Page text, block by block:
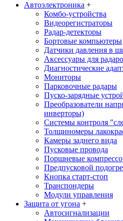
Автоэлектроника +
Комбо-устройства
Видеорегистраторы
Радар-детекторы
Бортовые компьютеры
Датчики давления в
Аксессуары для
Диагностические
Мониторы
Парковочные радары
Пуско-зарядные
Преобразователи
инверторы)
Системы контроля
Толщиномеры
Камеры заднего вида
Пусковые провода
Поршневые
Предпусковой
Кнопка старт-стоп
Транспондеры
Модули управления
Защита от угона +
Автосигнализации